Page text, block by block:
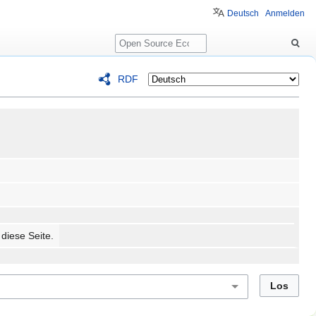
RDF
Seite.
Deutsch Anmelden
Suche